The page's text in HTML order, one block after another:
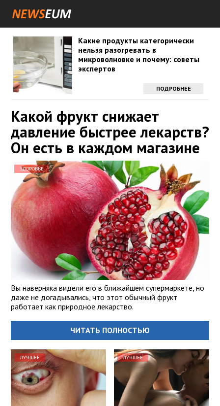
Какие продукты категорически
нельзя разогревать в
микроволновке и почему: советы
экспертов
ПОДРОБНЕЕ
Какой фрукт снижает
давление быстрее лекарств?
Он есть в каждом магазине
ЗДОРОВЬЕ
Вы наверняка видели его в ближайшем супермаркете, но
даже не догадывались, что этот обычный фрукт
работает как природное лекарство.
ЧИТАТЬ ПОЛНОСТЬЮ
ЛУЧШЕЕ ЛУЧШЕЕ